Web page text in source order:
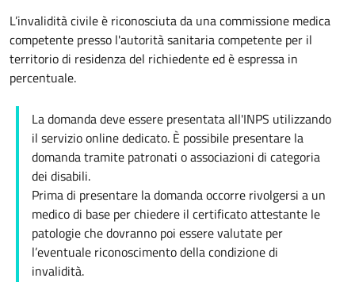
L’invalidità civile è riconosciuta da una commissione medica
competente presso l'autorità sanitaria competente per il
territorio di residenza del richiedente ed è espressa in
percentuale.
La domanda deve essere presentata all'INPS utilizzando
il servizio online dedicato. È possibile presentare la
domanda tramite patronati o associazioni di categoria
dei disabili.
Prima di presentare la domanda occorre rivolgersi a un
medico di base per chiedere il certificato attestante le
patologie che dovranno poi essere valutate per
l’eventuale riconoscimento della condizione di
invalidità.